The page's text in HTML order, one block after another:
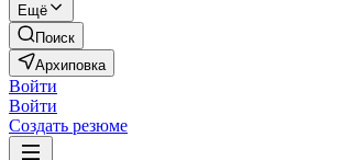
Ещё
Поиск
Архиповка
Войти
Войти
Создать резюме